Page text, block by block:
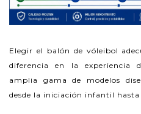
Elegir el balón de vóleibol
diferencia en la experiencia
amplia gama de modelos
desde la iniciación infantil